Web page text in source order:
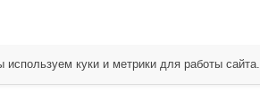
используем куки и метрики для работы сайта.